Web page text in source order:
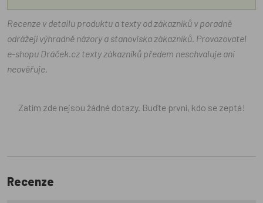
Recenze v detailu produktu a texty od zákazníků v poradně
odrážejí výhradně názory a stanoviska zákazníků. Provozovatel
e-shopu Dráček.cz texty zákazníků předem neschvaluje ani
neověřuje.
Zatím zde nejsou žádné dotazy. Buďte první, kdo se zeptá!
Recenze